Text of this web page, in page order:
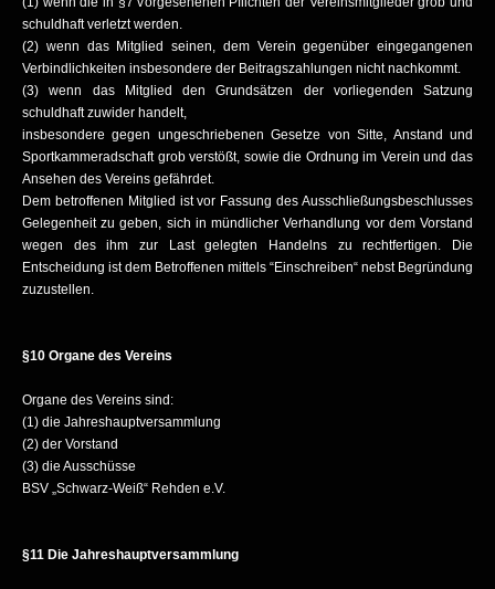
schuldhaft verletzt werden.
(2) wenn das Mitglied seinen, dem Verein gegenüber eingegangenen
Verbindlichkeiten insbesondere der Beitragszahlungen nicht nachkommt.
(3) wenn das Mitglied den Grundsätzen der vorliegenden Satzung
schuldhaft zuwider handelt,
insbesondere gegen ungeschriebenen Gesetze von Sitte, Anstand und
Sportkammeradschaft grob verstößt, sowie die Ordnung im Verein und das
Ansehen des Vereins gefährdet.
Dem betroffenen Mitglied ist vor Fassung des Ausschließungsbeschlusses
Gelegenheit zu geben, sich in mündlicher Verhandlung vor dem Vorstand
wegen des ihm zur Last gelegten Handelns zu rechtfertigen. Die
Entscheidung ist dem Betroffenen mittels “Einschreiben“ nebst Begründung
zuzustellen.
§10 Organe des Vereins
Organe des Vereins sind:
(1) die Jahreshauptversammlung
(2) der Vorstand
(3) die Ausschüsse
BSV „Schwarz-Weiß“ Rehden e.V.
§11 Die Jahreshauptversammlung